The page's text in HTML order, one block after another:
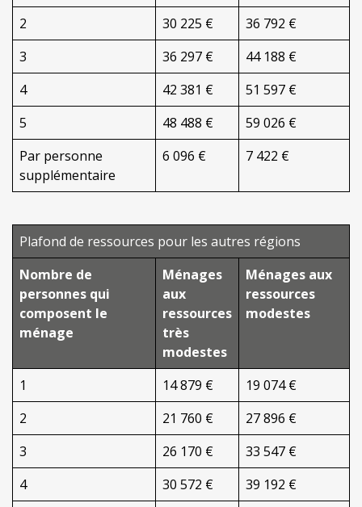
2
30 225 €
36 792 €
3
36 297 €
44 188 €
4
42 381 €
51 597 €
5
48 488 €
59 026 €
Par personne
supplémentaire
6 096 € 7 422 €
Plafond de ressources pour les autres régions
Nombre de
personnes qui
composent le
ménage
Ménages
aux
ressources
très
modestes
Ménages aux
ressources
modestes
1 14 879 €
19 074 €
2
21 760 €
27 896 €
3
26 170 €
33 547 €
4
30 572 €
39 192 €